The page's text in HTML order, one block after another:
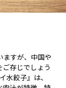
ますが、中国や
存じでしょう
水餃子』は、